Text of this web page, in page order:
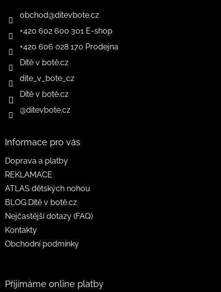
obchod@ditevbote.cz
+420 602 600 301 E-shop
+420 606 028 170 Prodejna
Dítě v botě.cz
dite_v_bote_cz
Dítě v botě.cz
@ditevbote.cz
Informace pro vás
Doprava a platby
REKLAMACE
ATLAS dětských nohou
BLOG Dítě v botě.cz
Nejčastější dotazy (FAQ)
Kontakty
Obchodní podmínky
Přijímáme online platby